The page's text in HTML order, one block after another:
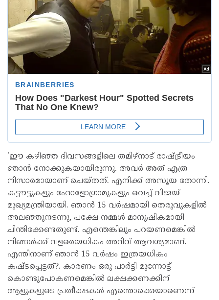
'ഈ കഴിഞ്ഞ ദിവസങ്ങളിലെ തമിഴ്‌നാട് രാഷ്ട്രീയം
ഞാന്‍ നോക്കുകയായിരുന്നു. അവര്‍ അത് എത്ര
നിസാരമായാണ് ചെയ്തത്. എനിക്ക് അസൂയ തോന്നി.
കട്ടൗട്ടുകളും ഹോളോഗ്രാമുകളും വെച്ച് വിജയ്
മുഖ്യമന്ത്രിയായി. ഞാന്‍ 15 വര്‍ഷമായി തെരുവുകളില്‍
അലഞ്ഞുനടന്നു, പക്ഷേ നമ്മള്‍ മാനുഷികമായി
ചിന്തിക്കേണ്ടതുണ്ട്. എന്തെങ്കിലും പറയണമെങ്കില്‍
നിങ്ങള്‍ക്ക് വളരെയധികം അറിവ് ആവശ്യമാണ്.
എന്തിനാണ് ഞാന്‍ 15 വര്‍ഷം ഇത്രയധികം
കഷ്ടപ്പെട്ടത്?. കാരണം ഒരു പാര്‍ട്ടി മുന്നോട്ട്
കൊണ്ടുപോകണമെങ്കില്‍ ലക്ഷക്കണക്കിന്
ആളുകളുടെ പ്രതീക്ഷകള്‍ എന്തൊക്കെയാണെന്ന്